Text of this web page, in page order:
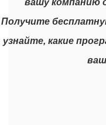
вашу компанию
Получите
узнайте, какие